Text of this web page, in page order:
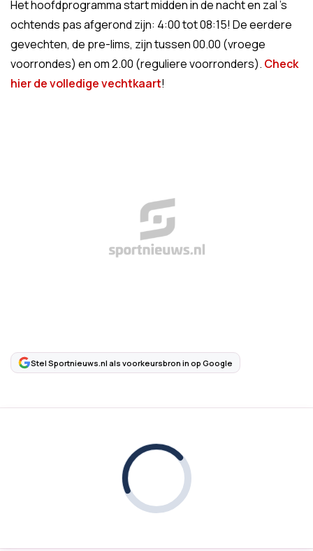
Het hoofdprogramma start midden in de nacht en zal 's
ochtends pas afgerond zijn: 4:00 tot 08:15! De eerdere
gevechten, de pre-lims, zijn tussen 00.00 (vroege
voorrondes) en om 2.00 (reguliere voorronders). Check
hier de volledige vechtkaart!
Stel Sportnieuws.nl als voorkeursbron in op Google